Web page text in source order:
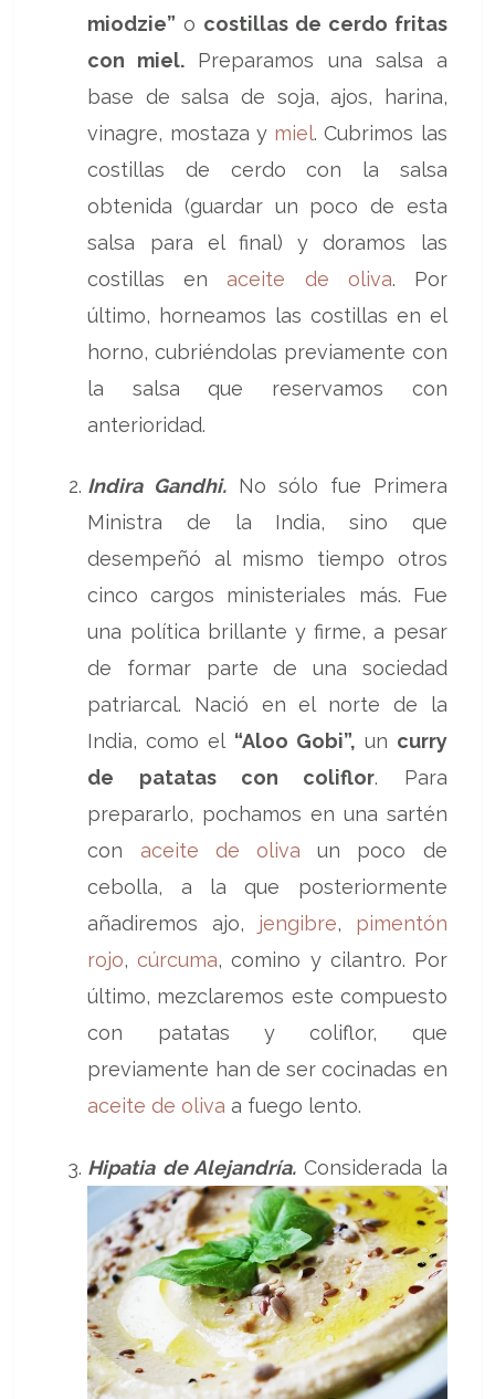
miodzie” o costillas de cerdo fritas
con miel. Preparamos una salsa a
base de salsa de soja, ajos, harina,
vinagre, mostaza y miel. Cubrimos las
costillas de cerdo con la salsa
obtenida (guardar un poco de esta
salsa para el final) y doramos las
costillas en aceite de oliva. Por
último, horneamos las costillas en el
horno, cubriéndolas previamente con
la salsa que reservamos con
anterioridad.
Indira Gandhi. No sólo fue Primera
Ministra de la India, sino que
desempeñó al mismo tiempo otros
cinco cargos ministeriales más. Fue
una política brillante y firme, a pesar
de formar parte de una sociedad
patriarcal. Nació en el norte de la
India, como el “Aloo Gobi”, un curry
de patatas con coliflor. Para
prepararlo, pochamos en una sartén
con aceite de oliva un poco de
cebolla, a la que posteriormente
añadiremos ajo, jengibre, pimentón
rojo,cúrcuma, comino y cilantro. Por
último, mezclaremos este compuesto
con patatas y coliflor, que
previamente han de ser cocinadas en
aceite de oliva a fuego lento.
Hipatia de Alejandría. Considerada la